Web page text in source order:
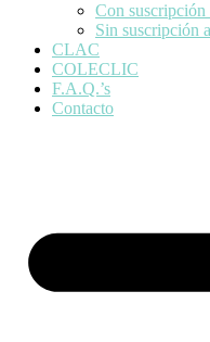
Con
Sin suscripción
CLAC
COLECLIC
F.A.Q.’s
Contacto